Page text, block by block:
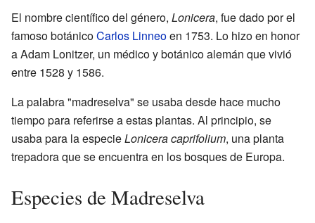
El nombre científico del género, Lonicera, fue dado por el
famoso botánicoCarlos Linneoen 1753. Lo hizo en honor
a Adam Lonitzer, un médico y botánico alemán que vivió
entre 1528 y 1586.
La palabra "madreselva" se usaba desde hace mucho
tiempo para referirse a estas plantas. Al principio, se
usaba para la especieLonicera caprifolium, una planta
trepadora que se encuentra en los bosques de Europa.
Especies de Madreselva